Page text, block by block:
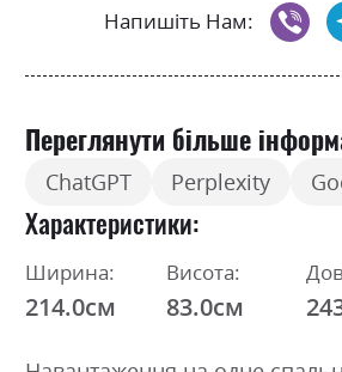
Напишіть Нам:
Переглянути більше
ChatGPT Perplexity
Характеристики
Ширина:
214.0см
Висота:
83.0см